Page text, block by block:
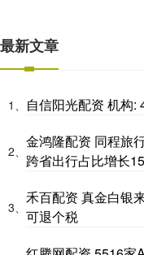
最新文章
1、 自信阳光配资 机构:
2、
金鸿隆配资 同程旅
跨省出行占比增长
3、
禾百配资 真金白银
可退个税